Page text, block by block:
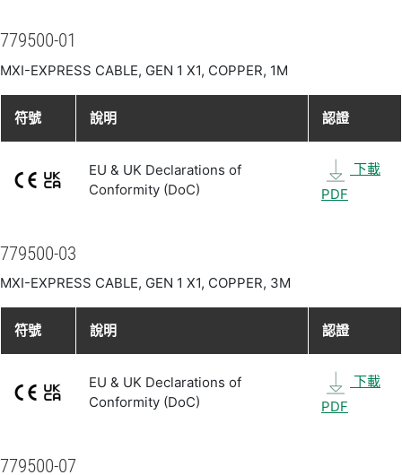
779500-01
MXI-EXPRESS CABLE, GEN 1 X1, COPPER, 1M
符號 說明 認證
EU & UK Declarations of
Conformity (DoC)
下載
PDF
779500-03
MXI-EXPRESS CABLE, GEN 1 X1, COPPER, 3M
符號 說明 認證
EU & UK Declarations of
Conformity (DoC)
下載
PDF
779500-07